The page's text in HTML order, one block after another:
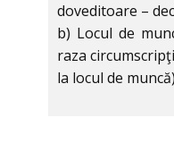
doveditoare –
b) Locul de
raza
la locul de